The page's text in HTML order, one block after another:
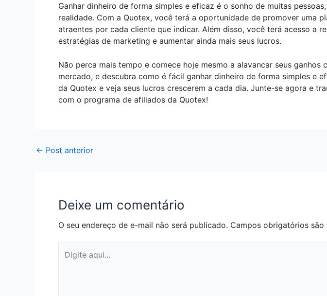
Ganhar dinheiro de forma simples e eficaz é o sonho de muitas
realidade. Com a Quotex, você terá a oportunidade de promover uma
atraentes por cada cliente que indicar. Além disso, você terá acesso a
estratégias de marketing e aumentar ainda mais seus lucros.
Não perca mais tempo e comece hoje mesmo a alavancar seus
mercado, e descubra como é fácil ganhar dinheiro de forma simples e
da Quotex e veja seus lucros crescerem a cada dia. Junte-se agora e
com o programa de afiliados da Quotex!
← Post anterior
Deixe um comentário
O seu endereço de e-mail não será publicado. Campos obrigatórios são
aqui...